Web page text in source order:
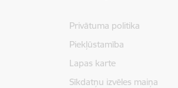
Privātuma politika
Piekļūstamība
Lapas karte
Sīkdatņu izvēles maiņa